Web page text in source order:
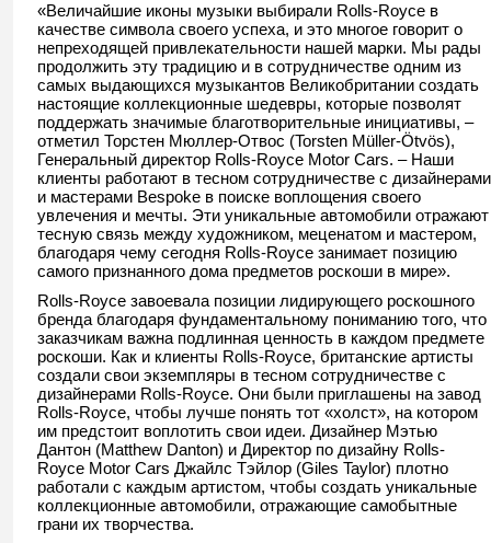
«Величайшие иконы музыки выбирали Rolls-Royce в
качестве символа своего успеха, и это многое говорит о
непреходящей привлекательности нашей марки. Мы рады
продолжить эту традицию и в сотрудничестве одним из
самых выдающихся музыкантов Великобритании создать
настоящие коллекционные шедевры, которые позволят
поддержать значимые благотворительные инициативы, –
отметил Торстен Мюллер-Отвос (Torsten Müller-Ötvös),
Генеральный директор Rolls-Royce Motor Cars. – Наши
клиенты работают в тесном сотрудничестве с дизайнерами
и мастерами Bespoke в поиске воплощения своего
увлечения и мечты. Эти уникальные автомобили отражают
тесную связь между художником, меценатом и мастером,
благодаря чему сегодня Rolls-Royce занимает позицию
самого признанного дома предметов роскоши в мире».
Rolls-Royce завоевала позиции лидирующего роскошного
бренда благодаря фундаментальному пониманию того, что
заказчикам важна подлинная ценность в каждом предмете
роскоши. Как и клиенты Rolls-Royce, британские артисты
создали свои экземпляры в тесном сотрудничестве с
дизайнерами Rolls-Royce. Они были приглашены на завод
Rolls-Royce, чтобы лучше понять тот «холст», на котором
им предстоит воплотить свои идеи. Дизайнер Мэтью
Дантон (Matthew Danton) и Директор по дизайну Rolls-
Royce Motor Cars Джайлс Тэйлор (Giles Taylor) плотно
работали с каждым артистом, чтобы создать уникальные
коллекционные автомобили, отражающие самобытные
грани их творчества.